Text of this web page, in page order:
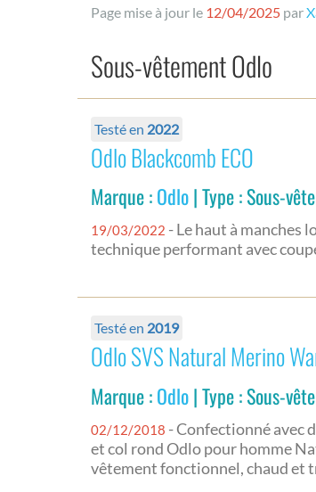
Page mise à jour le 12/04/2025 par
Sous-vêtement Odlo
Testé en 2022
Odlo Blackcomb ECO
Marque :Odlo| Type : Sous-
19/03/2022 - Le haut à manches
technique performant avec
Testé en 2019
Odlo SVS Natural Merino
Marque :Odlo| Type : Sous-
02/12/2018 - Confectionné avec
et col rond Odlo pour homme
vêtement fonctionnel, chaud et